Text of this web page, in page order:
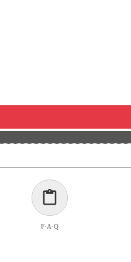
content_paste
F·A·Q